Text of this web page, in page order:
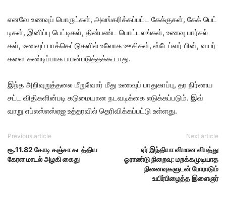
எனவே உணவுப் பொருட்​கள், அலங்​கரிக்​கப்​பட்ட கேக்​கு​கள், கேக் பெட்​
டிகள், இனிப்பு பெட்​டிகள், தின்​பண்ட பொட்​டலங்​கள், உணவு பார்​சல்​
கள், உணவுப் பாக்​கெட்​டு​களில் உலோக ஊசிகள், ஸ்டேப்ளர் பின், வயர்​
களை கண்​டிப்​பாக பயன்​படுத்​தக்​கூ​டாது.
இந்த அறி​வுறுத்​தலை மீறு​வோர் மீது உணவுப் பாது​காப்​பு, தர நிர்ணய
சட்ட விதி​களின்​படி கடுமை​யான நடவடிக்கை எடுக்​கப்​படும். இவ்​
வாறு எப்​எஸ்​எஸ்ஏஐ உத்​தர​வில் தெரிவிக்​கப்​பட்​டு உள்​ளது.
Previous article
ரூ.11.82 கோடி கஞ்சா கடத்திய
கேரள மாடல் அழகி கைது
Next article
ஏர் இந்தியா விமான விபத்து
ஓராண்டு நிறைவு: மறக்கமுடியாத
நினைவுகளுடன் போராடும்
உயிர்பிழைத்த இளைஞர்